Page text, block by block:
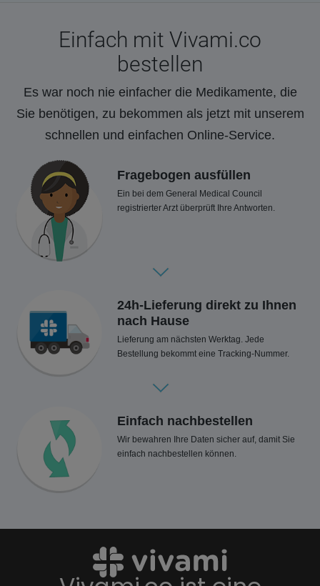
Einfach mit Vivami.co
bestellen
Es war noch nie einfacher die Medikamente, die
Sie benötigen, zu bekommen als jetzt mit unserem
schnellen und einfachen Online-Service.
Fragebogen ausfüllen
Ein bei dem General Medical Council
registrierter Arzt überprüft Ihre Antworten.
24h-Lieferung direkt zu Ihnen
nach Hause
Lieferung am nächsten Werktag. Jede
Bestellung bekommt eine Tracking-Nummer.
Einfach nachbestellen
Wir bewahren Ihre Daten sicher auf, damit Sie
einfach nachbestellen können.